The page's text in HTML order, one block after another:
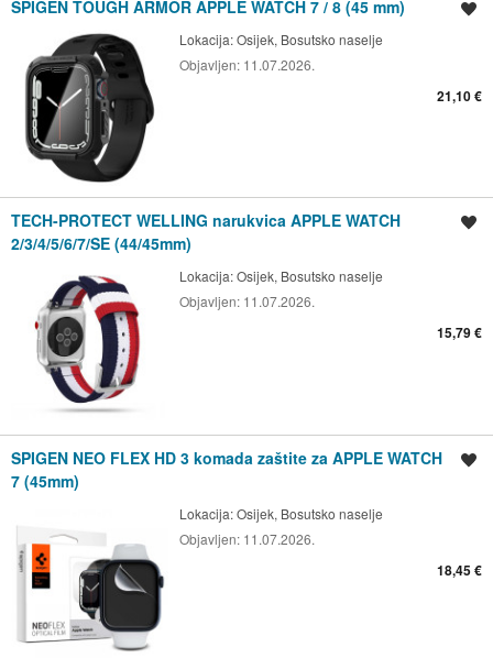
SPIGEN TOUGH ARMOR APPLE WATCH 7 / 8 (45 mm)
Lokacija:Osijek, Bosutsko naselje
Objavljen: 11.07.2026.
21,10 €
TECH-PROTECT WELLING narukvica APPLE WATCH
2/3/4/5/6/7/SE (44/45mm)
Lokacija:Osijek, Bosutsko naselje
Objavljen: 11.07.2026.
15,79 €
SPIGEN NEO FLEX HD 3 komada zaštite za APPLE WATCH
7 (45mm)
Lokacija:Osijek, Bosutsko naselje
Objavljen: 11.07.2026.
18,45 €